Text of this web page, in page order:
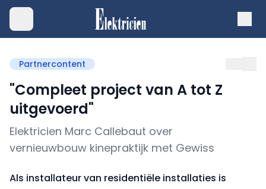
Partnercontent
"Compleet project van A tot Z
uitgevoerd"
Elektricien Marc Callebaut over
vernieuwbouw kinepraktijk met Gewiss
Als installateur van residentiële installaties is